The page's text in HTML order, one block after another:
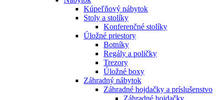
Kúpeľňový nábytok
Stoly a stolíky
Konferenčné stolíky
Úložné priestory
Botníky
Regály a poličky
Trezory
Úložné boxy
Záhradný nábytok
Záhradné hojdačky a príslušenstvo
Záhradné hojdačky